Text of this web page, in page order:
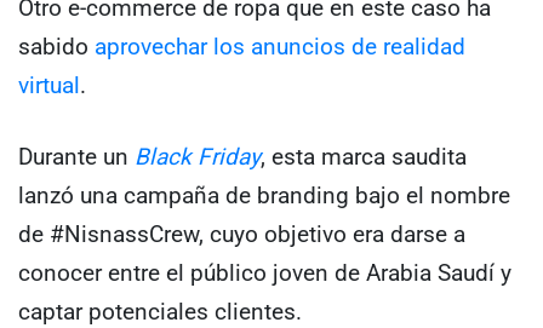
Otro e-commerce de ropa que en este caso ha
sabido aprovechar los anuncios de realidad
virtual.
Durante un Black Friday, esta marca saudita
lanzó una campaña de branding bajo el nombre
de #NisnassCrew, cuyo objetivo era darse a
conocer entre el público joven de Arabia Saudí y
captar potenciales clientes.